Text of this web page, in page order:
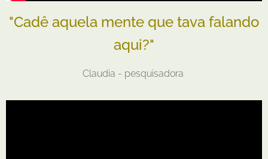
"Cadê aquela mente que tava falando
aqui?"
Claudia - pesquisadora